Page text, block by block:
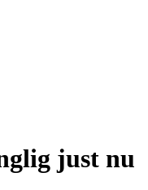
just nu